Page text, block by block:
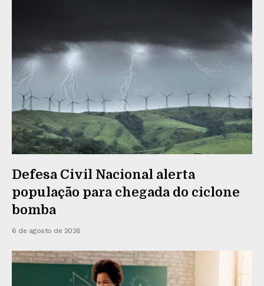
Defesa Civil Nacional alerta
população para chegada do ciclone
bomba
6 de agosto de 2026